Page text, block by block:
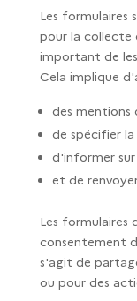
Les formulaires
pour la collecte
important de
Cela implique
des mentions
de spécifier
d'informer
et de
Les formulaires
consentement
s'agit de
ou pour des